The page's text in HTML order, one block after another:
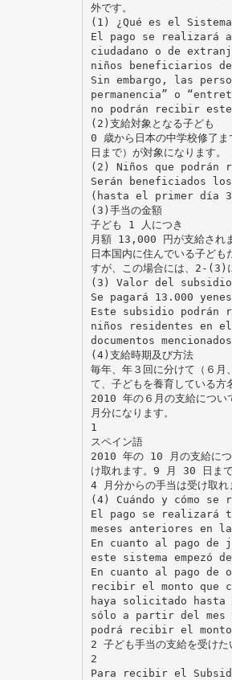
外です。
(1) ¿Qué es el
El pago se realizará
ciudadano o de
niños beneficiarios
Sin embargo, las
permanencia” o
no podrán recibir
(2)支給対象となる子ども
0 歳から日本の中学校修了
日まで）が対象になります。
(2) Niños que
Serán beneficiados
(hasta el primer día
(3)手当の金額
子ども 1 人につき
月額 13,000 円が支給されま
日本国内に住んでいる子ど
すが、この場合には、2-(3)
(3) Valor del subsidio
Se pagará 13.000
Este subsidio podrán
niños residentes en
documentos
(4)支給時期及び方法
毎年、年３回に分けて（６
て、子どもを養育している方
2010 年の６月の支給につい
月分になります。
1
スペイン語
2010 年の 10 月の支給に
け取れます。9 月 30 日まで
4 月分からの手当は受け取れ
(4) Cuándo y cómo
El pago se realizará
meses anteriores en
En cuanto al pago de
este sistema empezó
En cuanto al pago
recibir el monto que
haya solicitado hasta
sólo a partir del mes
podrá recibir el
2 子ども手当の支給を受けた
2
Para recibir el